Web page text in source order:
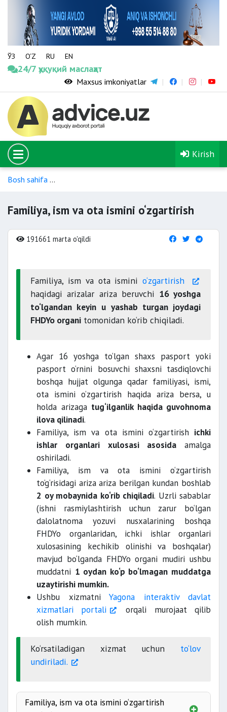
ЎЗ O‘Z RU EN
24/7 ҳуқуқий маслаҳат
Maxsus imkoniyatlar
Kirish
Bosh sahifa
Familiya, ism va ota ismini o‘zgartirish
191661 marta o'qildi
Familiya, ism va ota isminio‘zgartirish
haqidagi arizalar ariza beruvchi 16 yoshga
to‘lgandan keyin u yashab turgan joydagi
FHDYo organi tomonidan ko‘rib chiqiladi.
Agar 16 yoshga to‘lgan shaxs pasport yoki
pasport o‘rnini bosuvchi shaxsni tasdiqlovchi
boshqa hujjat olgunga qadar familiyasi, ismi,
ota ismini o‘zgartirish haqida ariza bersa, u
holda arizaga tug‘ilganlik haqida guvohnoma
ilova qilinadi.
Familiya, ism va ota ismini o‘zgartirish ichki
ishlar organlari xulosasi asosida amalga
oshiriladi.
Familiya, ism va ota ismini o‘zgartirish
to‘g‘risidagi ariza ariza berilgan kundan boshlab
2 oy mobaynida ko‘rib chiqiladi. Uzrli sabablar
(ishni rasmiylashtirish uchun zarur bo‘lgan
dalolatnoma yozuvi nusxalarining boshqa
FHDYo organlaridan, ichki ishlar organlari
xulosasining kechikib olinishi va boshqalar)
mavjud bo‘lganda FHDYo organi mudiri ushbu
muddatni 1 oydan ko‘p bo‘lmagan muddatga
uzaytirishi mumkin.
Ushbu xizmatni Yagona interaktiv davlat
xizmatlari portali
orqali murojaat qilib
olish mumkin.
Ko‘rsatiladigan xizmat uchun to‘lov
undiriladi.
Familiya, ism va ota ismini o‘zgartirish